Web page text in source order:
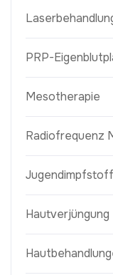
PRP-
Mesotherapie
Radiofrequenz
Hautverjüngung